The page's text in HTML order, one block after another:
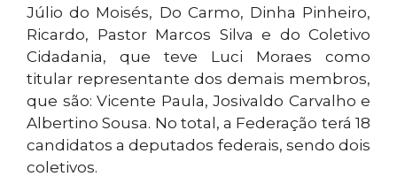
Júlio do Moisés, Do Carmo, Dinha Pinheiro,
Ricardo, Pastor Marcos Silva e do Coletivo
Cidadania, que teve Luci Moraes como
titular representante dos demais membros,
que são: Vicente Paula, Josivaldo Carvalho e
Albertino Sousa. No total, a Federação terá 18
candidatos a deputados federais, sendo dois
coletivos.